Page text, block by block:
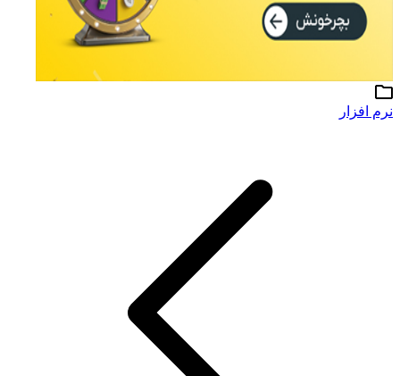
نرم افزار